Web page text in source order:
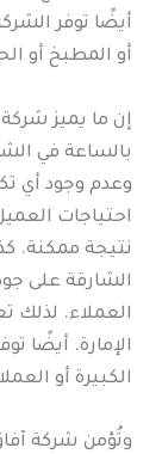
أيضًا توفر
أو المطبخ أو
إن ما يميز
بالساعة في
وعدم وجود أي
احتياجات
نتيجة ممكنة.
الشارقة على
العملاء. لذلك
الإمارة. أيضًا
الكبيرة أو
وتُؤمن شركة